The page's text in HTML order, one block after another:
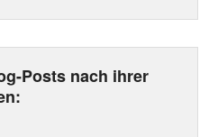
Posts nach ihrer